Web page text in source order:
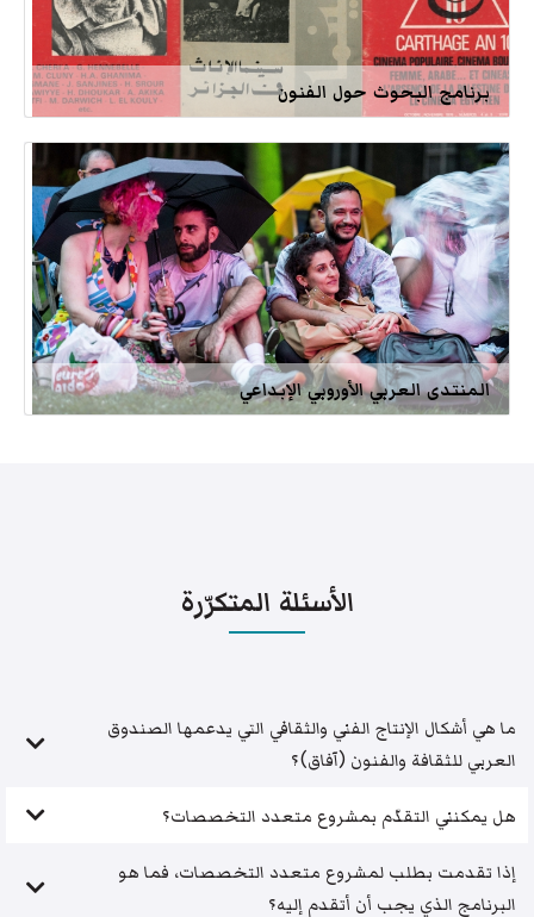
برنامج البحوث حول الفنون
المنتدى العربي الأوروبي الإبداعي
الأسئلة المتكرّرة
ما هي أشكال الإنتاج الفني والثقافي التي يدعمها الصندوق
العربي للثقافة والفنون (آفاق)؟
هل يمكنني التقدّم بمشروع متعدد التخصصات؟
إذا تقدمت بطلب لمشروع متعدد التخصصات، فما هو
البرنامج الذي يجب أن أتقدم إليه؟